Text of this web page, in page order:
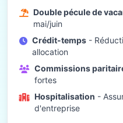
Double pécule de
mai/juin
Crédit-temps -
allocation
Commissions
fortes
Hospitalisation -
d'entreprise